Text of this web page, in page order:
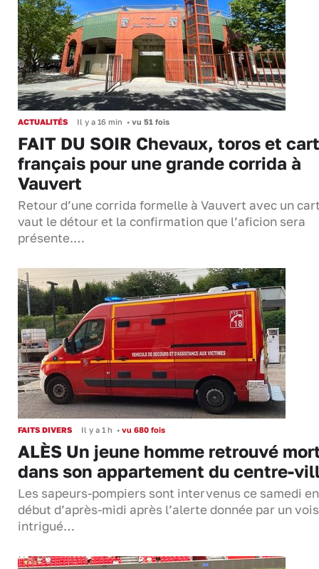
ACTUALITÉS Il y a 16 min • vu 51 fois
FAIT DU SOIR Chevaux, toros et
français pour une grande corrida à
Vauvert
Retour d’une corrida formelle à Vauvert avec un
vaut le détour et la confirmation que l’aficion sera
présente.…
FAITS DIVERS Il y a 1 h • vu 680 fois
ALÈS Un jeune homme retrouvé
dans son appartement du centre-
Les sapeurs-pompiers sont intervenus ce samedi en
début d’après-midi après l’alerte donnée par un
intrigué…